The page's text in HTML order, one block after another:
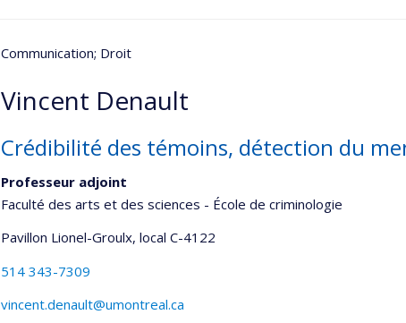
Communication; Droit
Vincent Denault
Crédibilité des témoins, détection du
Professeur adjoint
Faculté des arts et des sciences - École de criminologie
Pavillon Lionel-Groulx, local C-4122
514 343-7309
vincent.denault@umontreal.ca